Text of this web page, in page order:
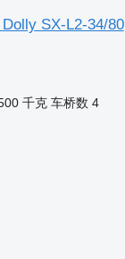
SX-L2-34/80
千克 车桥数 4